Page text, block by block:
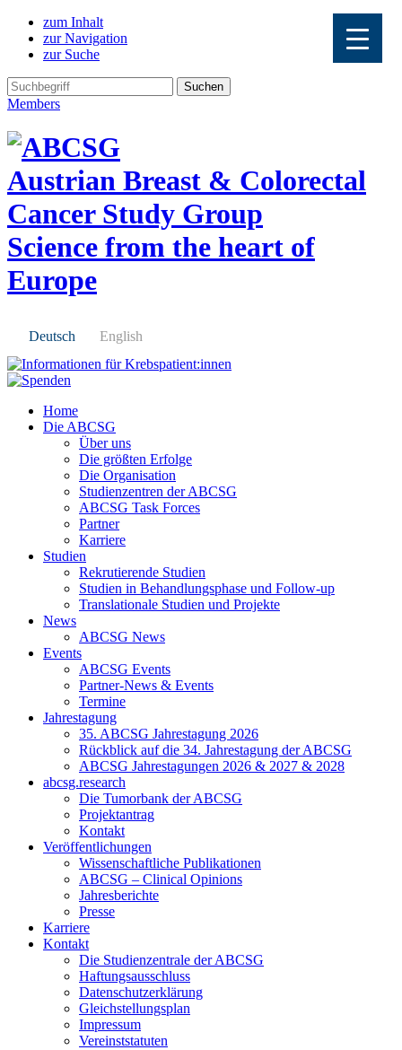
zum Inhalt
zur Navigation
zur Suche
Members
Austrian Breast & Colorectal
Cancer Study Group
Science from the heart of
Europe
Deutsch English
Home
Die ABCSG
Über uns
Die größten Erfolge
Die Organisation
Studienzentren der ABCSG
ABCSG Task Forces
Partner
Karriere
Studien
Rekrutierende Studien
Studien in Behandlungsphase und Follow-up
Translationale Studien und Projekte
News
ABCSG News
Events
ABCSG Events
Partner-News & Events
Termine
Jahrestagung
35. ABCSG Jahrestagung 2026
Rückblick auf die 34. Jahrestagung der ABCSG
ABCSG Jahrestagungen 2026 & 2027 & 2028
abcsg.research
Die Tumorbank der ABCSG
Projektantrag
Kontakt
Veröffentlichungen
Wissenschaftliche Publikationen
ABCSG – Clinical Opinions
Jahresberichte
Presse
Karriere
Kontakt
Die Studienzentrale der ABCSG
Haftungsausschluss
Datenschutzerklärung
Gleichstellungsplan
Impressum
Vereinststatuten